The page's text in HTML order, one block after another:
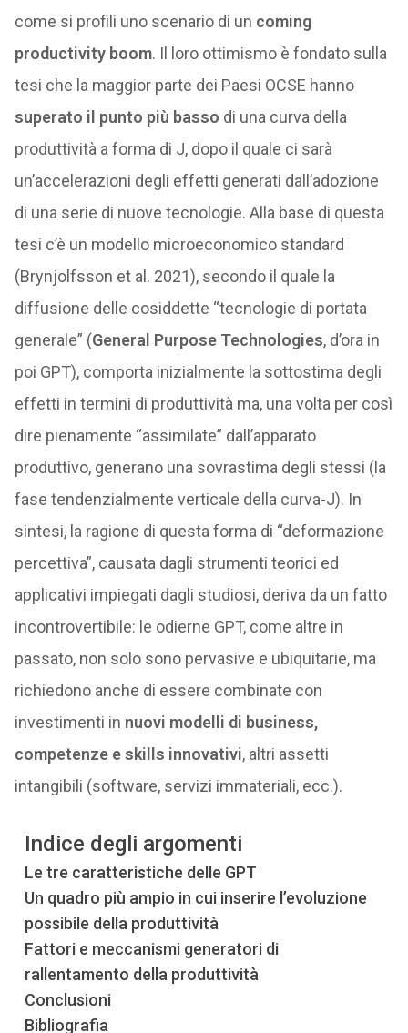
come si profili uno scenario di un coming
productivity boom. Il loro ottimismo è fondato sulla
tesi che la maggior parte dei Paesi OCSE hanno
superato il punto più basso di una curva della
produttività a forma di J, dopo il quale ci sarà
un’accelerazioni degli effetti generati dall’adozione
di una serie di nuove tecnologie. Alla base di questa
tesi c’è un modello microeconomico standard
(Brynjolfsson et al. 2021), secondo il quale la
diffusione delle cosiddette “tecnologie di portata
generale” (General Purpose Technologies, d’ora in
poi GPT), comporta inizialmente la sottostima degli
effetti in termini di produttività ma, una volta per così
dire pienamente “assimilate” dall’apparato
produttivo, generano una sovrastima degli stessi (la
fase tendenzialmente verticale della curva-J). In
sintesi, la ragione di questa forma di “deformazione
percettiva”, causata dagli strumenti teorici ed
applicativi impiegati dagli studiosi, deriva da un fatto
incontrovertibile: le odierne GPT, come altre in
passato, non solo sono pervasive e ubiquitarie, ma
richiedono anche di essere combinate con
investimenti in nuovi modelli di business,
competenze e skills innovativi, altri assetti
intangibili (software, servizi immateriali, ecc.).
Indice degli argomenti
Le tre caratteristiche delle GPT
Un quadro più ampio in cui inserire l’evoluzione
possibile della produttività
Fattori e meccanismi generatori di
rallentamento della produttività
Conclusioni
Bibliografia